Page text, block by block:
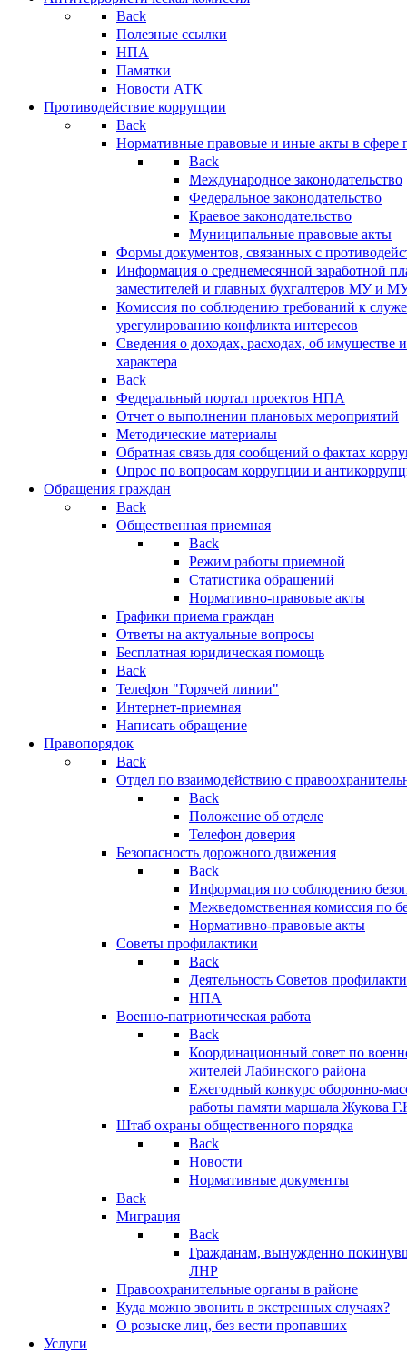
Back
Полезные ссылки
НПА
Памятки
Новости АТК
Противодействие коррупции
Back
Нормативные правовые и иные акты в сфере
Back
Международное законодательство
Федеральное законодательство
Краевое законодательство
Муниципальные правовые акты
Формы документов, связанных с
Информация о среднемесячной заработной
заместителей и главных бухгалтеров МУ и
Комиссия по соблюдению требований к
урегулированию конфликта интересов
Сведения о доходах, расходах, об имуществе
характера
Back
Федеральный портал проектов НПА
Отчет о выполнении плановых мероприятий
Методические материалы
Обратная связь для сообщений о фактах
Опрос по вопросам коррупции и
Обращения граждан
Back
Общественная приемная
Back
Режим работы приемной
Статистика обращений
Нормативно-правовые акты
Графики приема граждан
Ответы на актуальные вопросы
Бесплатная юридическая помощь
Back
Телефон "Горячей линии"
Интернет-приемная
Написать обращение
Правопорядок
Back
Отдел по взаимодействию с
Back
Положение об отделе
Телефон доверия
Безопасность дорожного движения
Back
Информация по соблюдению
Межведомственная комиссия по
Нормативно-правовые акты
Советы профилактики
Back
Деятельность Советов
НПА
Военно-патриотическая работа
Back
Координационный совет по
жителей Лабинского района
Ежегодный конкурс оборонно-
работы памяти маршала Жукова
Штаб охраны общественного порядка
Back
Новости
Нормативные документы
Back
Миграция
Back
Гражданам, вынужденно
ЛНР
Правоохранительные органы в районе
Куда можно звонить в экстренных случаях?
О розыске лиц, без вести пропавших
Услуги